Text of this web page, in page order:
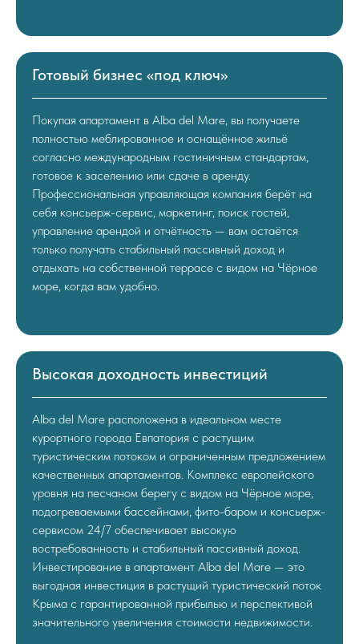
Готовый бизнес «под ключ»
Покупая апартамент в Alba del Mare, вы получаете
полностью меблированное и оснащённое жильё
согласно международным гостиничным стандартам,
готовое к заселению или сдаче в аренду.
Профессиональная управляющая компания берёт на
себя консьерж-сервис, маркетинг, поиск гостей,
управление арендой и отчётность — вам остаётся
только получать стабильный пассивный доход и
отдыхать на собственной террасе с видом на Чёрное
море, когда вам удобно.
Высокая доходность инвестиций
Alba del Mare расположена в идеальном месте
курортного города Евпатория с растущим
туристическим потоком и ограниченным предложением
качественных апартаментов. Комплекс европейского
уровня на песчаном берегу с видом на Чёрное море,
подогреваемыми бассейнами, фито-баром и консьерж-
сервисом 24/7 обеспечивает высокую
востребованность и стабильный пассивный доход.
Инвестирование в апартамент Alba del Mare — это
выгодная инвестиция в растущий туристический поток
Крыма с гарантированной прибылью и перспективой
значительного увеличения стоимости недвижимости.